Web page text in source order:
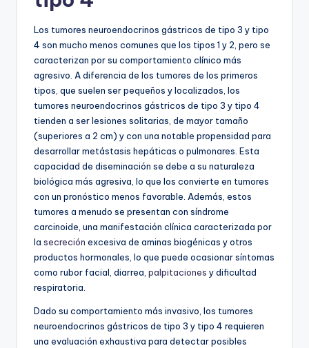
Los tumores neuroendocrinos gástricos de tipo 3 y tipo
4 son mucho menos comunes que los tipos 1 y 2, pero se
caracterizan por su comportamiento clínico más
agresivo. A diferencia de los tumores de los primeros
tipos, que suelen ser pequeños y localizados, los
tumores neuroendocrinos gástricos de tipo 3 y tipo 4
tienden a ser lesiones solitarias, de mayor tamaño
(superiores a 2 cm) y con una notable propensidad para
desarrollar metástasis hepáticas o pulmonares. Esta
capacidad de diseminación se debe a su naturaleza
biológica más agresiva, lo que los convierte en tumores
con un pronóstico menos favorable. Además, estos
tumores a menudo se presentan con síndrome
carcinoide, una manifestación clínica caracterizada por
la secreción excesiva de aminas biogénicas y otros
productos hormonales, lo que puede ocasionar síntomas
como rubor facial, diarrea, palpitaciones y dificultad
respiratoria.
Dado su comportamiento más invasivo, los tumores
neuroendocrinos gástricos de tipo 3 y tipo 4 requieren
una evaluación exhaustiva para detectar posibles